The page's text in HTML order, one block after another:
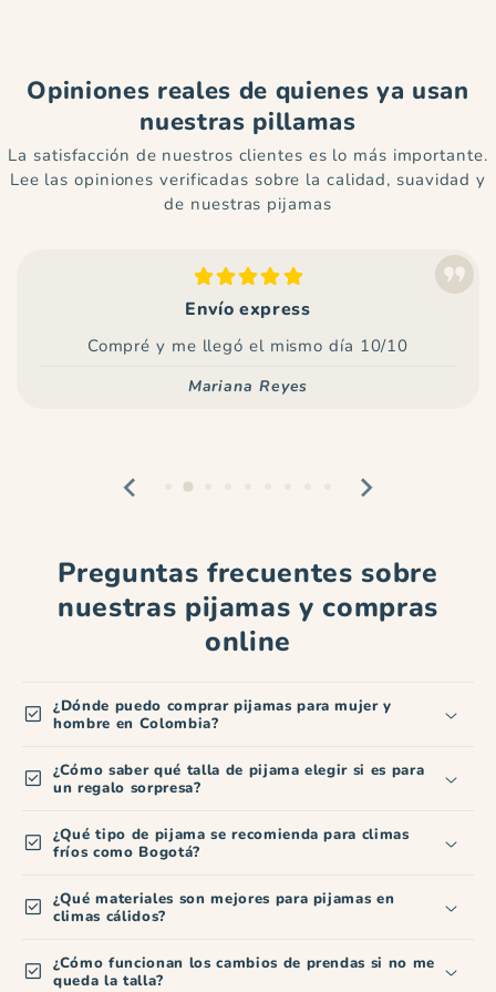
Opiniones reales de quienes ya usan
nuestras pillamas
La satisfacción de nuestros clientes es lo más importante.
Lee las opiniones verificadas sobre la calidad, suavidad y
de nuestras pijamas
Envío express
Compré y me llegó el mismo día 10/10
Mariana Reyes
Preguntas frecuentes sobre
nuestras pijamas y compras
online
check_box
¿Dónde puedo comprar pijamas para mujer y
hombre en Colombia?
check_box
¿Cómo saber qué talla de pijama elegir si es para
un regalo sorpresa?
check_box
¿Qué tipo de pijama se recomienda para climas
fríos como Bogotá?
check_box
¿Qué materiales son mejores para pijamas en
climas cálidos?
check_box
¿Cómo funcionan los cambios de prendas si no me
queda la talla?